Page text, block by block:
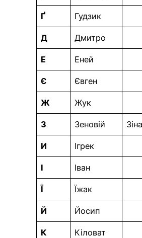
Ґ Гудзик
Д Дмитро
Е Еней
Є Євген
Ж Жук
З Зеновій Зіна
И Ігрек
І Іван
Ї Їжак
Й Йосип
К Кіловат